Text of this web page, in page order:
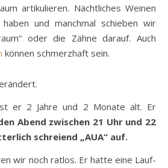
artikulieren. Nächtliches Weinen
und manchmal schieben wir
oder die Zähne darauf. Auch
können schmerzhaft sein.
er 2 Jahre und 2 Monate alt. Er
Abend zwischen 21 Uhr und 22
schreiend „AUA“ auf.
wir noch ratlos. Er hatte eine Lauf-